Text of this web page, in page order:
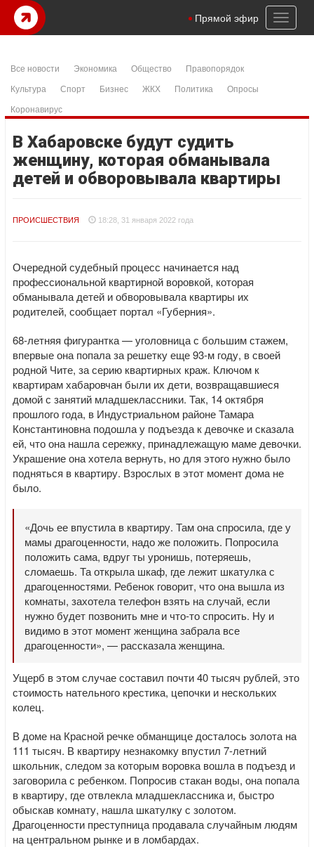
Toggle
Прямой эфир
Все новости Экономика Общество
Правопорядок
Культура
Спорт Бизнес ЖКХ Политика
Опросы
Коронавирус
В Хабаровске будут судить
женщину, которая обманывала
детей и обворовывала квартиры
ПРОИСШЕСТВИЯ 18:28, 31 января 2022 года
Очередной судебный процесс начинается над
профессиональной квартирной воровкой, которая
обманывала детей и обворовывала квартиры их
родителей, сообщает портал «Губерния».
68-летняя фигурантка — уголовница с большим стажем,
впервые она попала за решетку еще 93-м году, в своей
родной Чите, за серию квартирных краж. Ключом к
квартирам хабаровчан были их дети, возвращавшиеся
домой с занятий младшеклассники. Так, 14 октября
прошлого года, в Индустриальном районе Тамара
Константиновна подошла у подъезда к девочке и сказала
ей, что она нашла сережку, принадлежащую маме девочки.
Украшение она хотела вернуть, но для этого нужно было
подняться в квартиру. Взрослых в этот момент дома не
было.
«Дочь ее впустила в квартиру. Там она спросила, где у
мамы драгоценности, надо же положить. Попросила
положить сама, вдруг ты уронишь, потеряешь,
сломаешь. Та открыла шкаф, где лежит шкатулка с
драгоценностями. Ребенок говорит, что она вышла из
комнаты, захотела телефон взять на случай, если
нужно будет позвонить мне и что-то спросить. Ну и
видимо в этот момент женщина забрала все
драгоценности», — рассказала женщина.
Ущерб в этом случае составил почти 40 тысяч рублей, это
стоимость нательного крестика, цепочки и нескольких
колец.
В доме на Красной речке обманщице досталось золота на
111 тысяч. В квартиру незнакомку впустил 7-летний
школьник, следом за которым воровка вошла в подъезд и
заговорила с ребенком. Попросив стакан воды, она попала
в квартиру, где отвлекла младшеклассника и, быстро
обыскав комнату, нашла шкатулку с золотом.
Драгоценности преступница продавала случайным людям
на центральном рынке и в ломбардах.